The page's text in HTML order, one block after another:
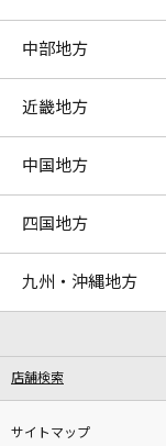
魔訶不思議ア
高橋洋樹
[生音]チェリー
back number
テレパシー
中部地方
近畿地方
中国地方
四国地方
九州・沖縄地方
店舗検索
サイトマップ